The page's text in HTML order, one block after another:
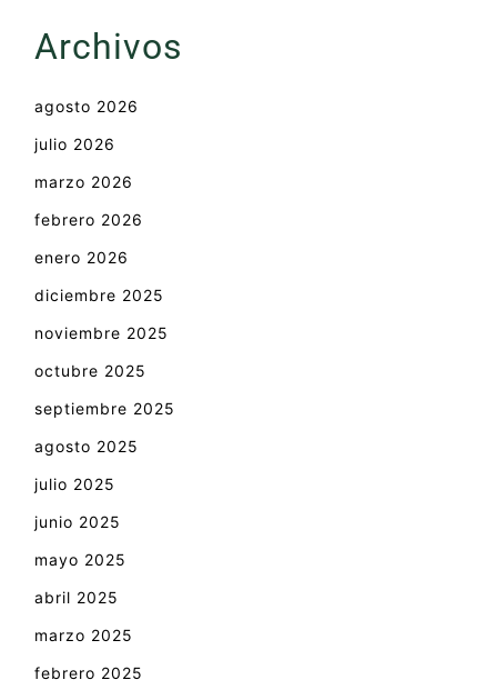
Archivos
agosto 2026
julio 2026
marzo 2026
febrero 2026
enero 2026
diciembre 2025
noviembre 2025
octubre 2025
septiembre 2025
agosto 2025
julio 2025
junio 2025
mayo 2025
abril 2025
marzo 2025
febrero 2025